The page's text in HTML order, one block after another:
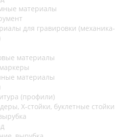
материалы
для гравировки (механика-
материалы
материалы
(профили)
Х-стойки, буклетные стойки